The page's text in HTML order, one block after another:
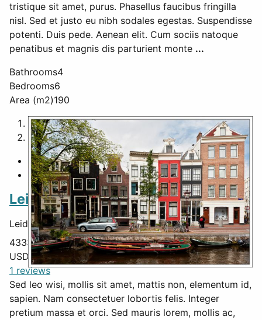
tristique sit amet, purus. Phasellus faucibus fringilla
nisl. Sed et justo eu nibh sodales egestas. Suspendisse
potenti. Duis pede. Aenean elit. Cum sociis natoque
penatibus et magnis dis parturient monte ...
Bathrooms4
Bedrooms6
Area (m2)190
1
2
Leiden Canal Featured
Leiden Canal,Leiden ,South Holland ,Netherlands ,
43330
USD $465,000
1 reviews
Sed leo wisi, mollis sit amet, mattis non, elementum id,
sapien. Nam consectetuer lobortis felis. Integer
pretium massa et orci. Sed mauris lorem, mollis ac,